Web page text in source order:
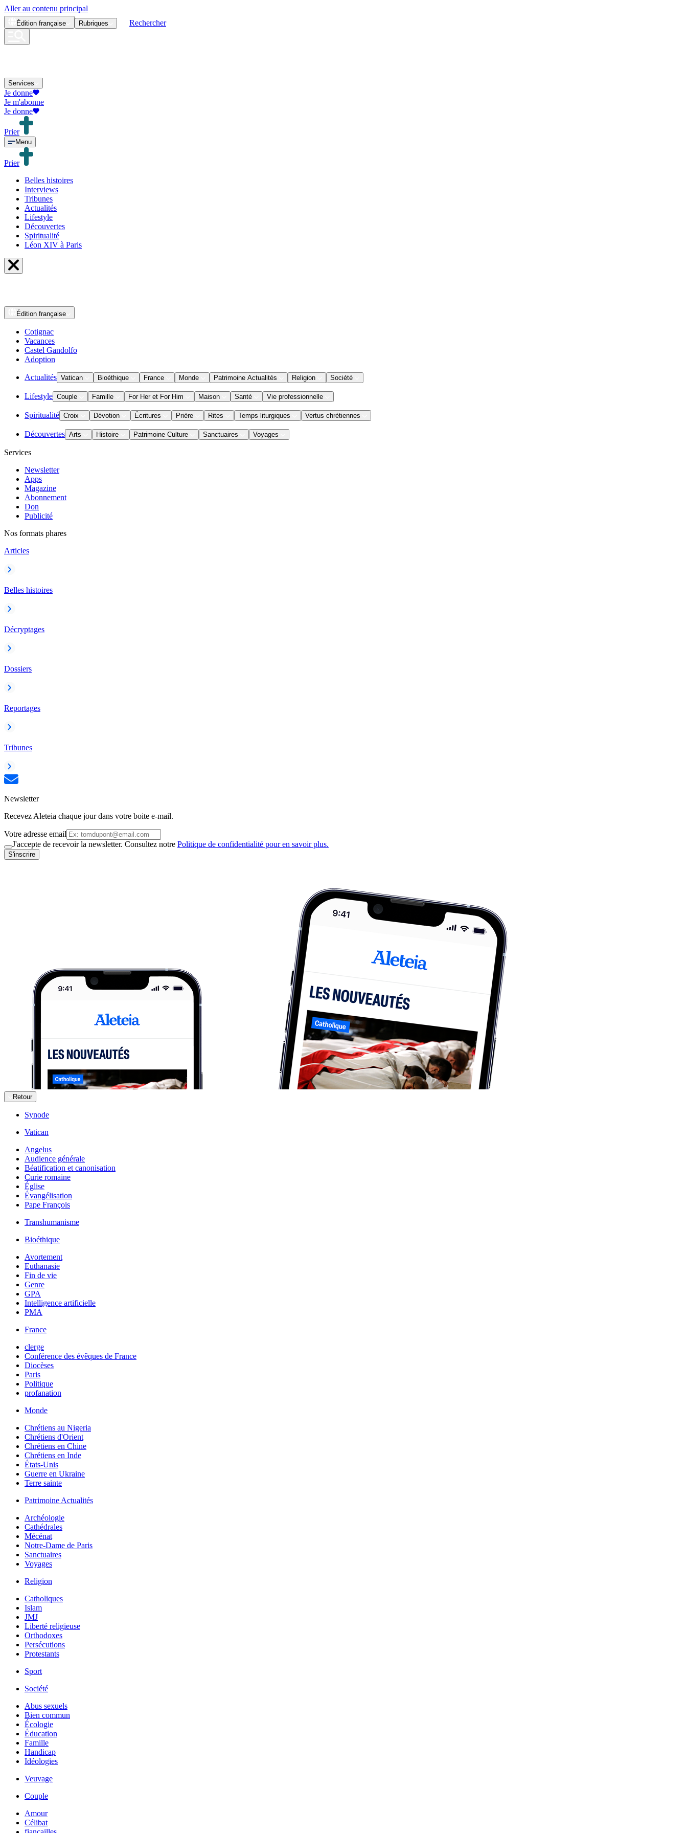
Aller au contenu principal
Édition française Rubriques Rechercher
Services
Je donne
Je m'abonne
Je donne
Prier
Menu
Prier
Belles histoires
Interviews
Tribunes
Actualités
Lifestyle
Découvertes
Spiritualité
Léon XIV à Paris
Édition française
Cotignac
Vacances
Castel Gandolfo
Adoption
Actualités Vatican Bioéthique France Monde Patrimoine Actualités Religion Société
Lifestyle Couple Famille For Her et For Him Maison Santé Vie professionnelle
Spiritualité Croix Dévotion Écritures Prière Rites Temps liturgiques Vertus chrétiennes
Découvertes Arts Histoire Patrimoine Culture Sanctuaires Voyages
Services
Newsletter
Apps
Magazine
Abonnement
Don
Publicité
Nos formats phares
Articles
Belles histoires
Décryptages
Dossiers
Reportages
Tribunes
Newsletter
Recevez Aleteia chaque jour dans votre boite e-mail.
Votre adresse email
J'accepte de recevoir la newsletter. Consultez notre Politique de confidentialité pour en savoir plus.
S'inscrire
Retour
Synode
Vatican
Angelus
Audience générale
Béatification et canonisation
Curie romaine
Église
Évangélisation
Pape François
Transhumanisme
Bioéthique
Avortement
Euthanasie
Fin de vie
Genre
GPA
Intelligence artificielle
PMA
France
clerge
Conférence des évêques de France
Diocèses
Paris
Politique
profanation
Monde
Chrétiens au Nigeria
Chrétiens d'Orient
Chrétiens en Chine
Chrétiens en Inde
États-Unis
Guerre en Ukraine
Terre sainte
Patrimoine Actualités
Archéologie
Cathédrales
Mécénat
Notre-Dame de Paris
Sanctuaires
Voyages
Religion
Catholiques
Islam
JMJ
Liberté religieuse
Orthodoxes
Persécutions
Protestants
Sport
Société
Abus sexuels
Bien commun
Écologie
Éducation
Famille
Handicap
Idéologies
Veuvage
Couple
Amour
Célibat